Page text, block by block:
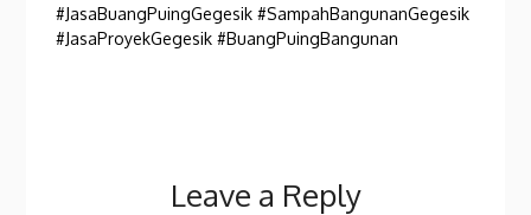
#JasaBuangPuingGegesik #SampahBangunanGegesik
#JasaProyekGegesik #BuangPuingBangunan
Leave a Reply